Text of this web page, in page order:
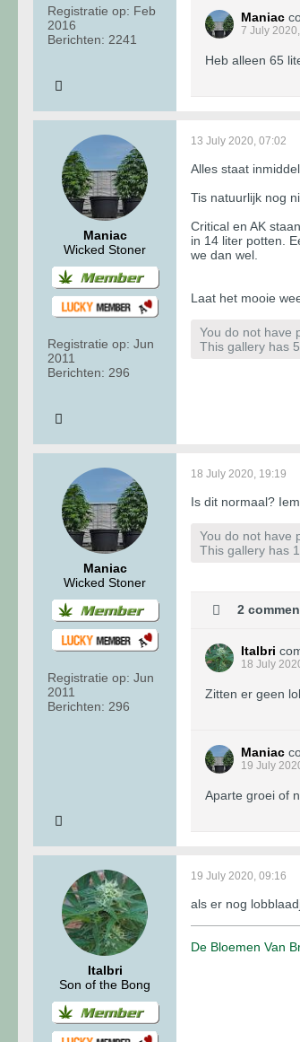
Registratie op: Feb
2016
Berichten: 2241
Maniac
7 July
Heb alleen 65
Maniac
Wicked Stoner
Registratie op: Jun
2011
Berichten: 296
13 July 2020, 07:02
Alles staat
Tis natuurlijk nog
Critical en AK
in 14 liter potten.
we dan wel.
Laat het mooie
You do not have
This gallery has
Maniac
Wicked Stoner
Registratie op: Jun
2011
Berichten: 296
18 July 2020, 19:19
Is dit normaal?
You do not have
This gallery has
2
Italbri
18 July
Zitten er geen
Maniac
19 July
Aparte groei of
Italbri
Son of the Bong
19 July 2020, 09:16
als er nog
De Bloemen Van